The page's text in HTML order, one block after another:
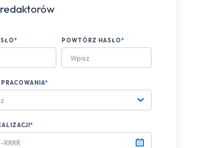
* POWTÓRZ HASŁO*
*
*